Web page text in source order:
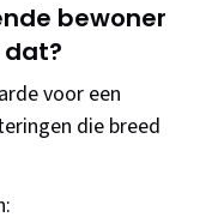
bewoner
voor een
die breed